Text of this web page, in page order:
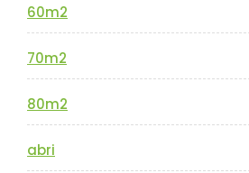
60m2
70m2
80m2
abri